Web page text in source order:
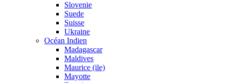
Slovenie
Suede
Suisse
Ukraine
Océan Indien
Madagascar
Maldives
Maurice (ile)
Mayotte